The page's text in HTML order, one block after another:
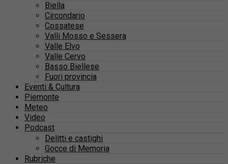
Biella
Circondario
Cossatese
Valli Mosso e Sessera
Valle Elvo
Valle Cervo
Basso Biellese
Fuori provincia
Eventi & Cultura
Piemonte
Meteo
Video
Podcast
Delitti e castighi
Gocce di Memoria
Rubriche